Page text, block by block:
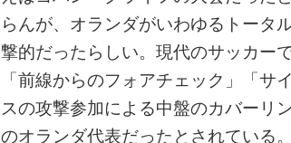
らんが、オランダがいわゆるトータ
撃的だったらしい。現代のサッカー
「前線からのフォアチェック」「
スの攻撃参加による中盤のカバーリ
のオランダ代表だったとされている